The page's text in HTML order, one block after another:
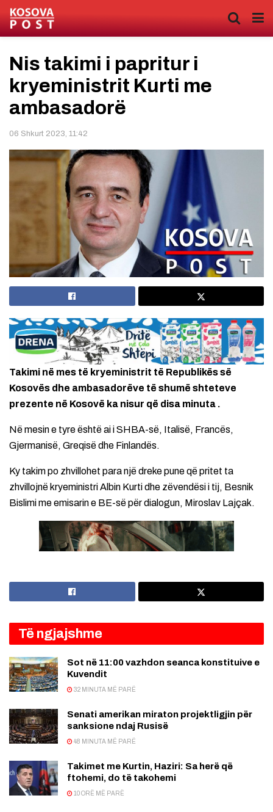
Nis takimi i papritur i
kryeministrit Kurti me
ambasadorë
06 Shkurt 2023, 11:42
Takimi në mes të kryeministrit të Republikës së
Kosovës dhe ambasadorëve të shumë shteteve
prezente në Kosovë ka nisur që disa minuta .
Në mesin e tyre është ai i SHBA-së, Italisë, Francës,
Gjermanisë, Greqisë dhe Finlandës.
Ky takim po zhvillohet para një dreke pune që pritet ta
zhvillojnë kryeministri Albin Kurti dhe zëvendësi i tij, Besnik
Bislimi me emisarin e BE-së për dialogun, Miroslav Lajçak.
Të ngjajshme
Sot në 11:00 vazhdon seanca konstituive e
Kuvendit
32 MINUTA MË PARË
Senati amerikan miraton projektligjin për
sanksione ndaj Rusisë
48 MINUTA MË PARË
Takimet me Kurtin, Haziri: Sa herë që
ftohemi, do të takohemi
10 ORË MË PARË